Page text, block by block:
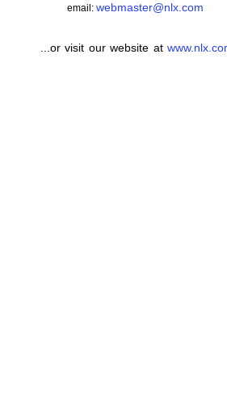
email: webmaster@nlx.com
...or visit our website at